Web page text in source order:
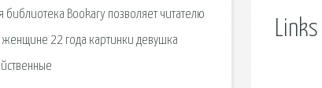
библиотека Bookary позволяет читателю
22 года картинки девушка
Links